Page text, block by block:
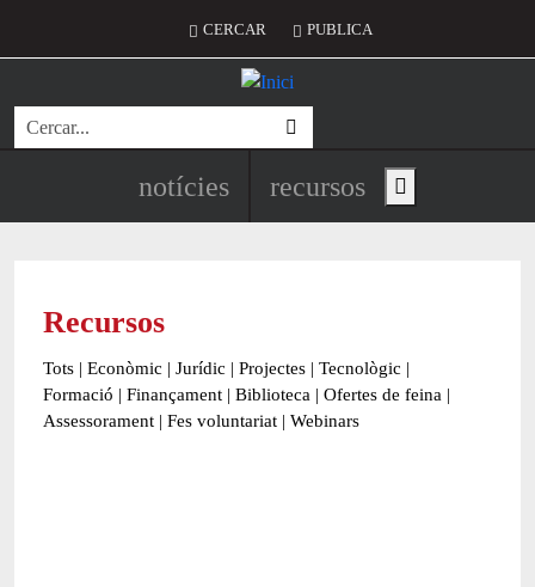
Menú del compte d'usuari
CERCAR PUBLICA
Cerca
Navegació principal de
notícies recursos Show main menu
Recursos
Tots | Econòmic | Jurídic | Projectes | Tecnològic |
Formació | Finançament | Biblioteca | Ofertes de feina |
Assessorament | Fes voluntariat | Webinars